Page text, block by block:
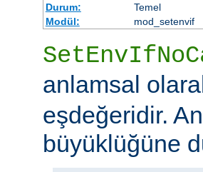
Durum:
Temel
Modül:
mod_setenvif
anlamsal
eşdeğeridir.
büyüklüğüne